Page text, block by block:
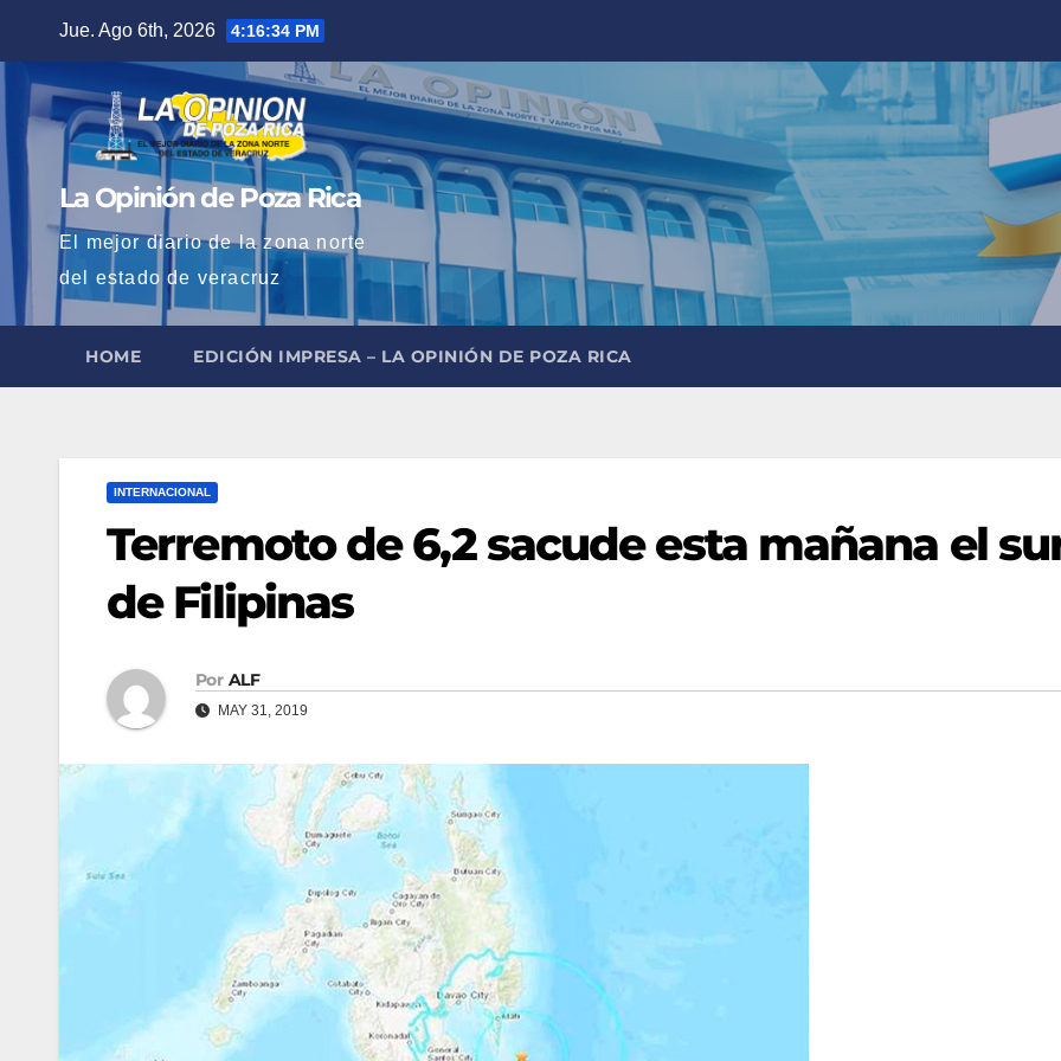
contenido
Jue. Ago 6th, 2026 4:16:35 PM
La Opinión de Poza Rica
El mejor diario de la zona norte
del estado de veracruz
HOME EDICIÓN IMPRESA – LA OPINIÓN DE POZA RICA
INTERNACIONAL
Terremoto de 6,2 sacude esta mañana el
de Filipinas
Por ALF
MAY 31, 2019